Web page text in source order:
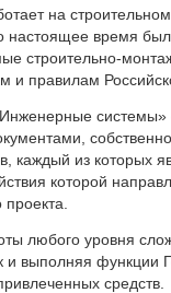
на
время
строительно-
и правилам
каждый из которых
которой
любого уровня
и выполняя функции
средств.